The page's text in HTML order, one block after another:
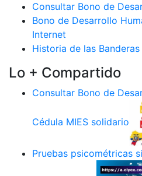
Consultar Bono de
Bono de Desarrollo
Internet
Historia de las
Lo + Compartido
Consultar Bono de
Cédula MIES solidario
Pruebas psicométricas